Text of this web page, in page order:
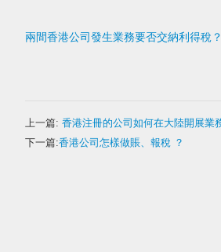
兩間香港公司發生業務要否交納利得稅？
上一篇: 香港注冊的公司如何在大陸開展業
下一篇:香港公司怎樣做賬、報稅 ？